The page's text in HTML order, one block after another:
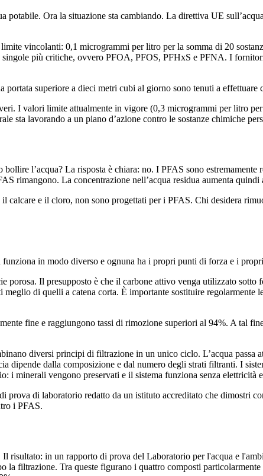
Ora la situazione sta cambiando. La direttiva UE
vincolanti: 0,1 microgrammi per litro per la somma di 20
più critiche, ovvero PFOA, PFOS, PFHxS e PFNA. I
superiore a dieci metri cubi al giorno sono tenuti a effettuare
I valori limite attualmente in vigore (0,3 microgrammi per litro
sta lavorando a un piano d’azione contro le sostanze chimiche
l’acqua? La risposta è chiara: no. I PFAS sono
rimangono. La concentrazione nell’acqua residua aumenta quindi
e il cloro, non sono progettati per i PFAS. Chi desidera
in modo diverso e ognuna ha i propri punti di forza e i
Il presupposto è che il carbone attivo venga utilizzato sotto
di quelli a catena corta. È importante sostituire
fine e raggiungono tassi di rimozione superiori al 94%. A tal
diversi principi di filtrazione in un unico ciclo. L’acqua passa
dipende dalla composizione e dal numero degli strati filtranti. I
minerali vengono preservati e il sistema funziona senza elettricità
prova di laboratorio redatto da un istituto accreditato che dimostri
i PFAS.
risultato: in un rapporto di prova del Laboratorio per l'acqua e
la filtrazione. Tra queste figurano i quattro composti